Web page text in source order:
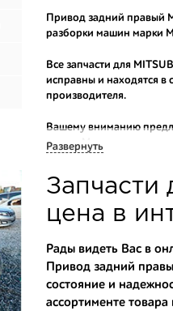
Привод задний правый
разборки машин марки
Все запчасти для
исправны и находятся в
производителя.
Вашему вниманию
марок. Мы продаем
Многие наши оптовые
приобрести оптовую
укомплектуют партию.
- доступные по цене;
- сняты только с
Развернуть
Запчасти
цена в
Рады видеть Вас в
Привод задний
состояние и
ассортименте